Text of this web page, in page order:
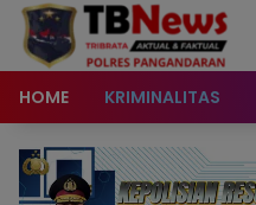
content
HOME KRIMINALITAS